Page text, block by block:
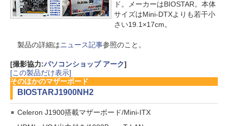
ド。メーカーはBIOSTAR。本体
サイズはMini-DTXよりも若干小
さい19.1×17cm。
製品の詳細はニュース記事参照のこと。
[撮影協力:パソコンショップ アーク]
[この製品だけ表示]
そのほかのマザーボード
BIOSTARJ1900NH2
Celeron J1900搭載マザーボード/Mini-ITX